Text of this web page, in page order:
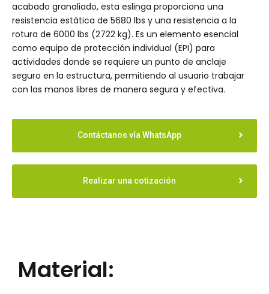
acabado granaliado, esta eslinga proporciona una
resistencia estática de 5680 lbs y una resistencia a la
rotura de 6000 lbs (2722 kg). Es un elemento esencial
como equipo de protección individual (EPI) para
actividades donde se requiere un punto de anclaje
seguro en la estructura, permitiendo al usuario trabajar
con las manos libres de manera segura y efectiva.
Contáctanos vía WhatsApp
Realizar una cotización
Material: